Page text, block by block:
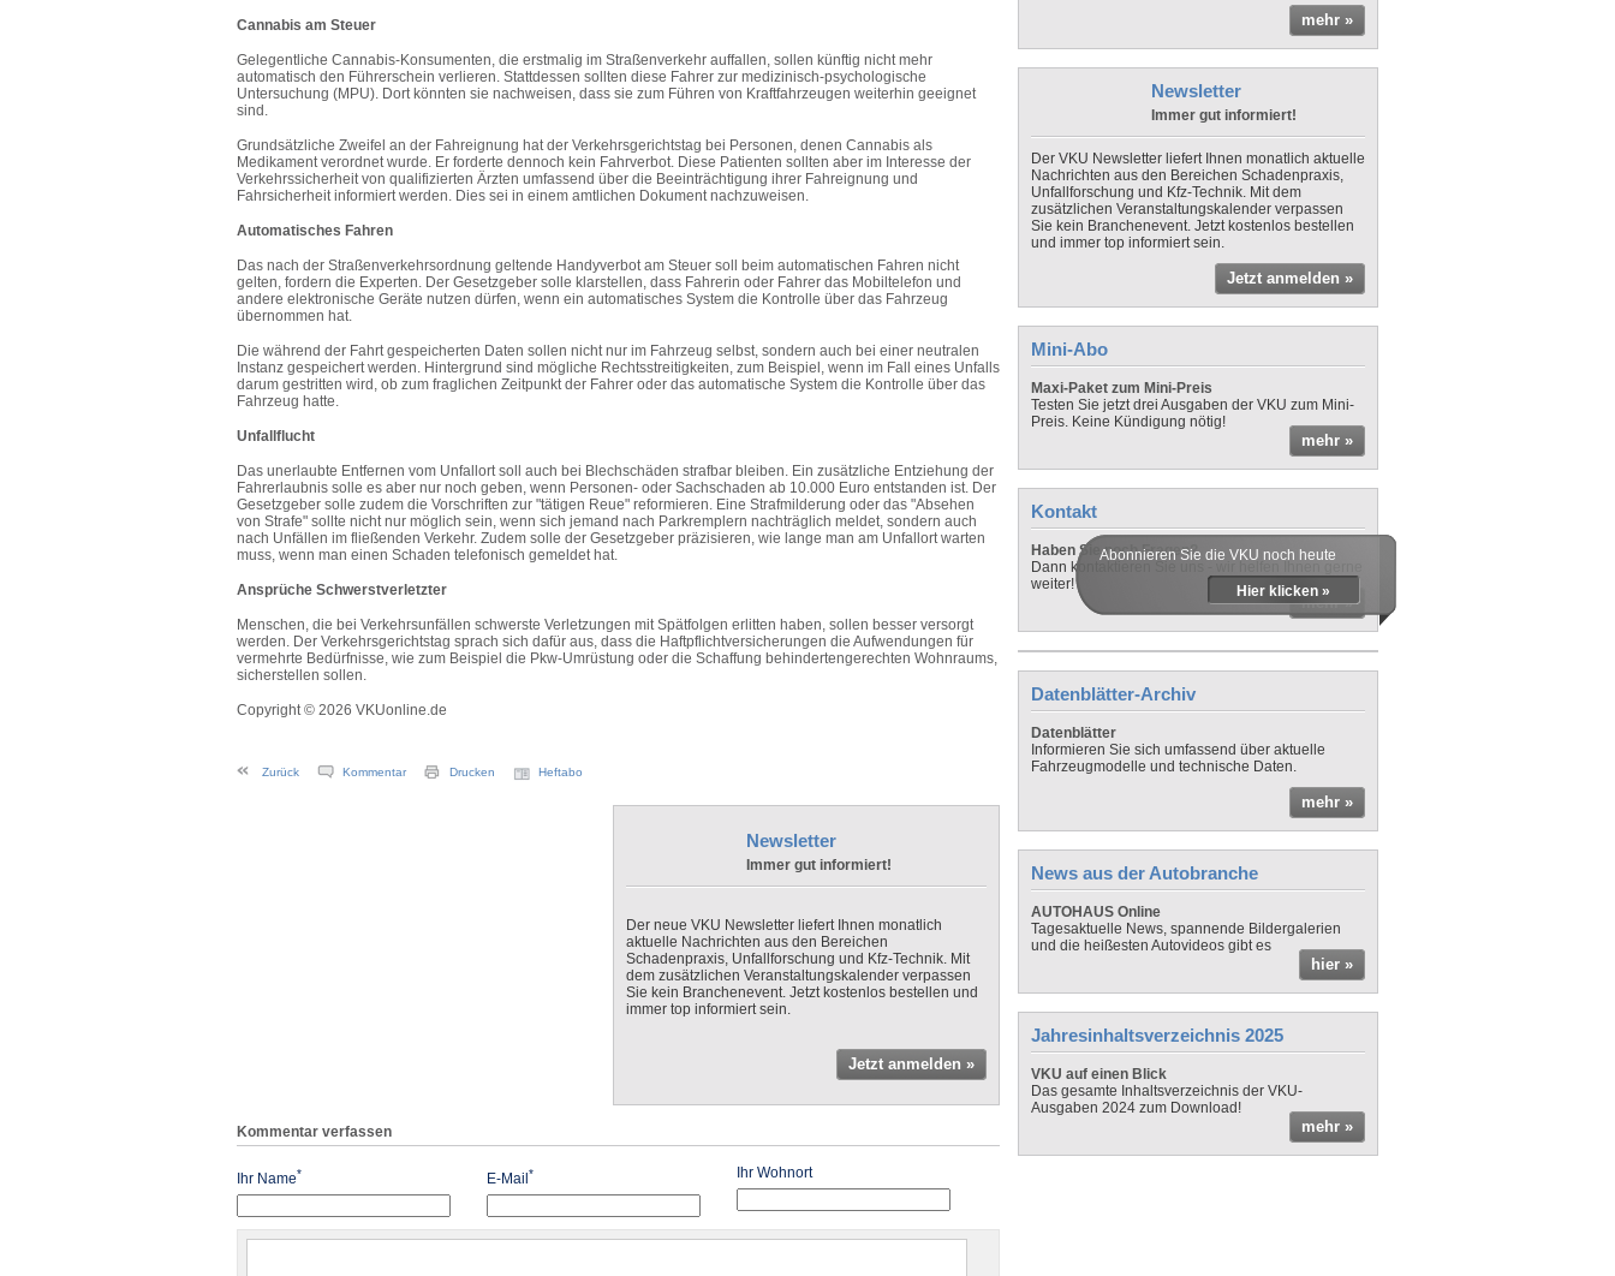
Cannabis am Steuer
Gelegentliche Cannabis-Konsumenten, die erstmalig im Straßenverkehr auffallen, sollen künftig nicht mehr
automatisch den Führerschein verlieren. Stattdessen sollten diese Fahrer zur medizinisch-psychologische
Untersuchung (MPU). Dort könnten sie nachweisen, dass sie zum Führen von Kraftfahrzeugen weiterhin geeignet
sind.
Grundsätzliche Zweifel an der Fahreignung hat der Verkehrsgerichtstag bei Personen, denen Cannabis als
Medikament verordnet wurde. Er forderte dennoch kein Fahrverbot. Diese Patienten sollten aber im Interesse der
Verkehrssicherheit von qualifizierten Ärzten umfassend über die Beeinträchtigung ihrer Fahreignung und
Fahrsicherheit informiert werden. Dies sei in einem amtlichen Dokument nachzuweisen.
Automatisches Fahren
Das nach der Straßenverkehrsordnung geltende Handyverbot am Steuer soll beim automatischen Fahren nicht
gelten, fordern die Experten. Der Gesetzgeber solle klarstellen, dass Fahrerin oder Fahrer das Mobiltelefon und
andere elektronische Geräte nutzen dürfen, wenn ein automatisches System die Kontrolle über das Fahrzeug
übernommen hat.
Die während der Fahrt gespeicherten Daten sollen nicht nur im Fahrzeug selbst, sondern auch bei einer neutralen
Instanz gespeichert werden. Hintergrund sind mögliche Rechtsstreitigkeiten, zum Beispiel, wenn im Fall eines Unfalls
darum gestritten wird, ob zum fraglichen Zeitpunkt der Fahrer oder das automatische System die Kontrolle über das
Fahrzeug hatte.
Unfallflucht
Das unerlaubte Entfernen vom Unfallort soll auch bei Blechschäden strafbar bleiben. Ein zusätzliche Entziehung der
Fahrerlaubnis solle es aber nur noch geben, wenn Personen- oder Sachschaden ab 10.000 Euro entstanden ist. Der
Gesetzgeber solle zudem die Vorschriften zur "tätigen Reue" reformieren. Eine Strafmilderung oder das "Absehen
von Strafe" sollte nicht nur möglich sein, wenn sich jemand nach Parkremplern nachträglich meldet, sondern auch
nach Unfällen im fließenden Verkehr. Zudem solle der Gesetzgeber präzisieren, wie lange man am Unfallort warten
muss, wenn man einen Schaden telefonisch gemeldet hat.
Ansprüche Schwerstverletzter
Menschen, die bei Verkehrsunfällen schwerste Verletzungen mit Spätfolgen erlitten haben, sollen besser versorgt
werden. Der Verkehrsgerichtstag sprach sich dafür aus, dass die Haftpflichtversicherungen die Aufwendungen für
vermehrte Bedürfnisse, wie zum Beispiel die Pkw-Umrüstung oder die Schaffung behindertengerechten Wohnraums,
sicherstellen sollen.
Copyright © 2026 VKUonline.de
Zurück Kommentar Drucken Heftabo
Newsletter
Immer gut informiert!
Der neue VKU Newsletter liefert Ihnen monatlich
aktuelle Nachrichten aus den Bereichen
Schadenpraxis, Unfallforschung und Kfz-Technik. Mit
dem zusätzlichen Veranstaltungskalender verpassen
Sie kein Branchenevent. Jetzt kostenlos bestellen und
immer top informiert sein.
Jetzt anmelden »
Kommentar verfassen
Ihr Name* E-Mail * Ihr Wohnort
mehr »
Newsletter
Immer gut informiert!
Der VKU Newsletter liefert Ihnen monatlich aktuelle
Nachrichten aus den Bereichen Schadenpraxis,
Unfallforschung und Kfz-Technik. Mit dem
zusätzlichen Veranstaltungskalender verpassen
Sie kein Branchenevent. Jetzt kostenlos bestellen
und immer top informiert sein.
Jetzt anmelden »
Mini-Abo
Maxi-Paket zum Mini-Preis
Testen Sie jetzt drei Ausgaben der VKU zum Mini-
Preis. Keine Kündigung nötig!
mehr »
Kontakt
Haben Sie noch Fragen?
Dann kontaktieren Sie uns - wir helfen Ihnen gerne
weiter!
mehr »
Abonnieren Sie die VKU noch heute
Hier klicken »
Datenblätter-Archiv
Datenblätter
Informieren Sie sich umfassend über aktuelle
Fahrzeugmodelle und technische Daten.
mehr »
News aus der Autobranche
AUTOHAUS Online
Tagesaktuelle News, spannende Bildergalerien
und die heißesten Autovideos gibt es
hier »
Jahresinhaltsverzeichnis 2025
VKU auf einen Blick
Das gesamte Inhaltsverzeichnis der VKU-
Ausgaben 2024 zum Download!
mehr »